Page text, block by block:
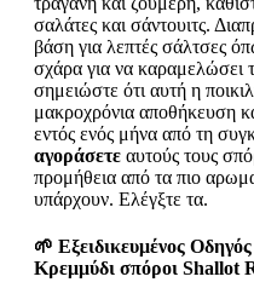
σαλάτες και σάντουιτς.
βάση για λεπτές σάλτσες
σχάρα για να
σημειώστε ότι αυτή η
μακροχρόνια αποθήκευση
εντός ενός μήνα από τη
αγοράσετε αυτούς τους
προμήθεια από τα πιο
υπάρχουν. Ελέγξτε τα.
🌱 Εξειδικευμένος
Κρεμμύδι σπόροι Shallot